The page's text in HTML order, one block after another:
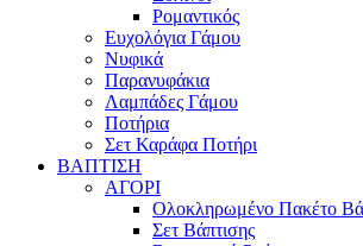
Ρομαντικός
Ευχολόγια Γάμου
Νυφικά
Παρανυφάκια
Λαμπάδες Γάμου
Ποτήρια
Σετ Καράφα Ποτήρι
ΒΑΠΤΙΣΗ
ΑΓΟΡΙ
Ολοκληρωμένο Πακέτο
Σετ Βάπτισης